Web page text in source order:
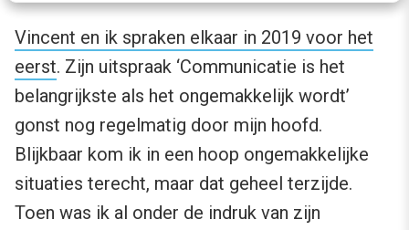
Vincent en ik spraken elkaar in 2019 voor het
eerst. Zijn uitspraak ‘Communicatie is het
belangrijkste als het ongemakkelijk wordt’
gonst nog regelmatig door mijn hoofd.
Blijkbaar kom ik in een hoop ongemakkelijke
situaties terecht, maar dat geheel terzijde.
Toen was ik al onder de indruk van zijn